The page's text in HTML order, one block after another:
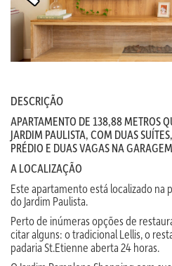
DESCRIÇÃO
APARTAMENTO DE 138,88 METROS
JARDIM PAULISTA, COM DUAS
PRÉDIO E DUAS VAGAS NA
A LOCALIZAÇÃO
Este apartamento está localizado na
do Jardim Paulista.
Perto de inúmeras opções de
citar alguns: o tradicional Lellis, o
padaria St.Etienne aberta 24 horas.